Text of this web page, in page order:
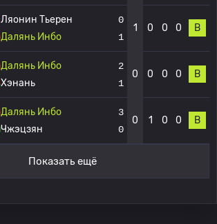
Ляонин Тьерен
Далянь Инбо
0
1
1 0 0 0 В
Далянь Инбо
Хэнань
2
1
0 0 0 0 В
Далянь Инбо
Чжэцзян
3
0
0 1 0 0 В
Показать ещё